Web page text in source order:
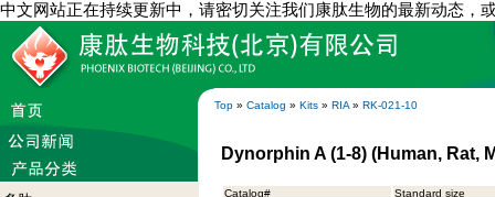
中文网站正在持续更新中，请密切关注我们康肽生物的最新动态，
Top » Catalog » Kits » RIA » RK-021-10
Dynorphin A (1-8) (Human, Rat,
Catalog#
Standard size